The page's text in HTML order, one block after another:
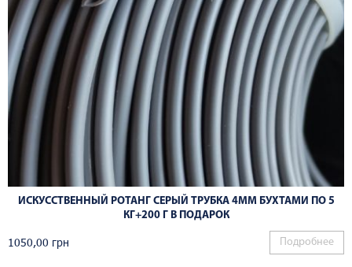
ИСКУССТВЕННЫЙ РОТАНГ СЕРЫЙ ТРУБКА 4ММ БУХТАМИ ПО 5
КГ+200 Г В ПОДАРОК
1050,00 грн Подробнее